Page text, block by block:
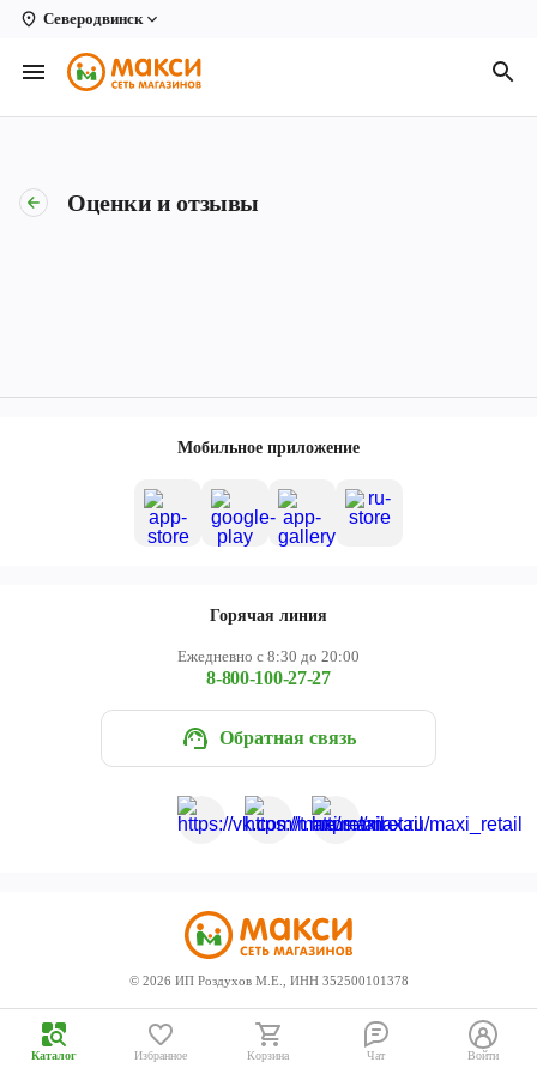
Северодвинск
Вологда
Архангельск
Киров
Новодвинск
Оценки и отзывы
Мобильное приложение
Горячая линия
Ежедневно с 8:30 до 20:00
8-800-100-27-27
Обратная связь
© 2026 ИП Роздухов М.Е., ИНН 352500101378
Каталог Избранное Корзина Чат Войти